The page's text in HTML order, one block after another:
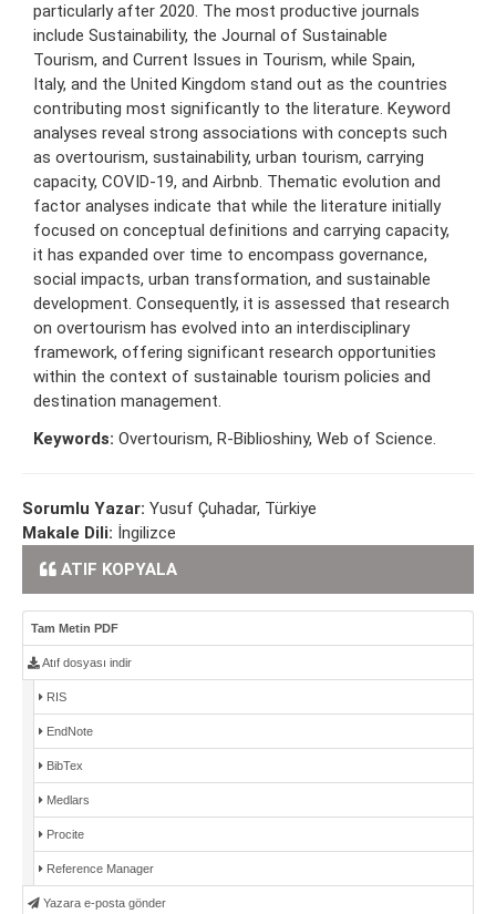
particularly after 2020. The most productive journals
include Sustainability, the Journal of Sustainable
Tourism, and Current Issues in Tourism, while Spain,
Italy, and the United Kingdom stand out as the countries
contributing most significantly to the literature. Keyword
analyses reveal strong associations with concepts such
as overtourism, sustainability, urban tourism, carrying
capacity, COVID-19, and Airbnb. Thematic evolution and
factor analyses indicate that while the literature initially
focused on conceptual definitions and carrying capacity,
it has expanded over time to encompass governance,
social impacts, urban transformation, and sustainable
development. Consequently, it is assessed that research
on overtourism has evolved into an interdisciplinary
framework, offering significant research opportunities
within the context of sustainable tourism policies and
destination management.
Keywords: Overtourism, R-Biblioshiny, Web of Science.
Sorumlu Yazar: Yusuf Çuhadar, Türkiye
Makale Dili: İngilizce
ATIF KOPYALA
Tam Metin PDF
Atıf dosyası indir
RIS
EndNote
BibTex
Medlars
Procite
Reference Manager
Yazara e-posta gönder